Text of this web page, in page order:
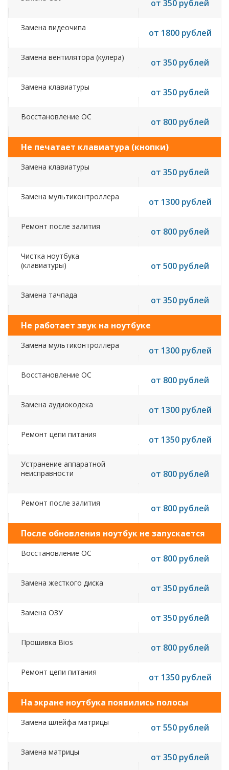
от 350 рублей
Замена видеочипа от 1800 рублей
Замена вентилятора (кулера) от 350 рублей
Замена клавиатуры от 350 рублей
Восстановление ОС от 800 рублей
Не печатает клавиатура (кнопки)
Замена клавиатуры от 350 рублей
Замена мультиконтроллера от 1300 рублей
Ремонт после залития от 800 рублей
Чистка ноутбука
(клавиатуры)
от 500 рублей
Замена тачпада от 350 рублей
Не работает звук на ноутбуке
Замена мультиконтроллера от 1300 рублей
Восстановление ОС от 800 рублей
Замена аудиокодека от 1300 рублей
Ремонт цепи питания от 1350 рублей
Устранение аппаратной
неисправности
от 800 рублей
Ремонт после залития от 800 рублей
После обновления ноутбук не запускается
Восстановление ОС от 800 рублей
Замена жесткого диска от 350 рублей
Замена ОЗУ от 350 рублей
Прошивка Bios от 800 рублей
Ремонт цепи питания от 1350 рублей
На экране ноутбука появились полосы
Замена шлейфа матрицы от 550 рублей
Замена матрицы от 350 рублей